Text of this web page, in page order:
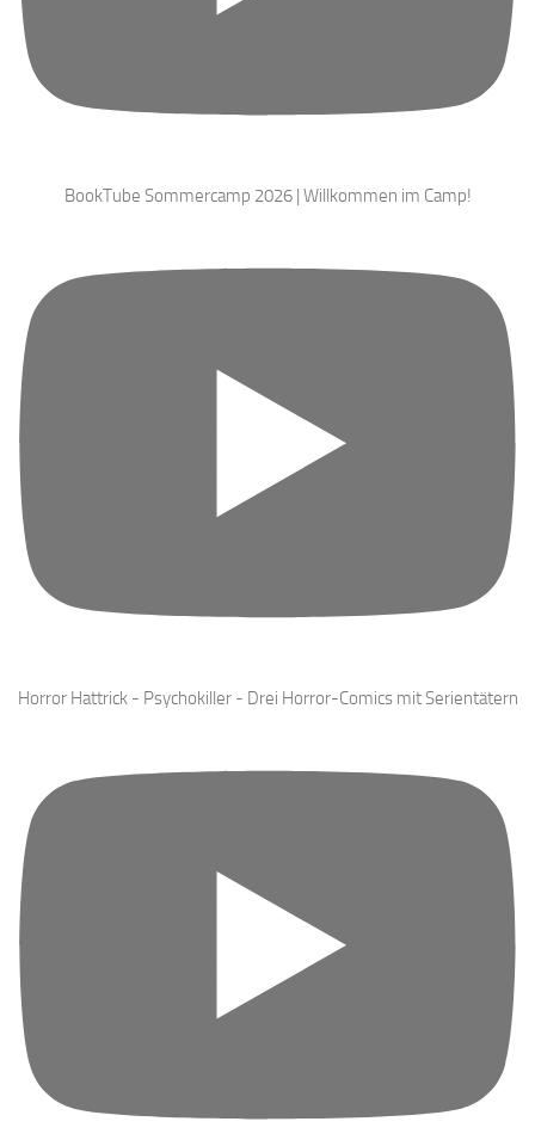
BookTube Sommercamp 2026 | Willkommen im Camp!
Horror Hattrick - Psychokiller - Drei Horror-Comics mit Serientätern